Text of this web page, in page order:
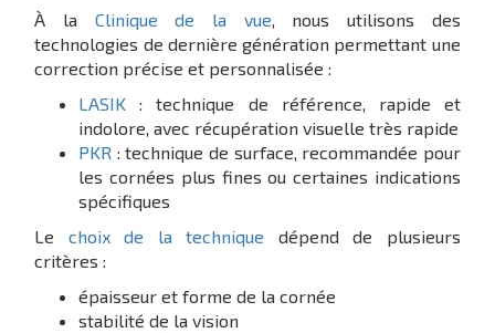
À la Clinique de la vue, nous utilisons des
technologies de dernière génération permettant une
correction précise et personnalisée :
LASIK : technique de référence, rapide et
indolore, avec récupération visuelle très rapide
PKR : technique de surface, recommandée pour
les cornées plus fines ou certaines indications
spécifiques
Le choix de la technique dépend de plusieurs
critères :
épaisseur et forme de la cornée
stabilité de la vision